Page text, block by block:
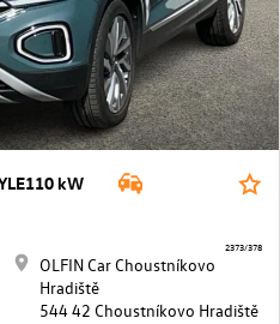
kW
OLFIN Car Choustníkovo
Hradiště
544 42 Choustníkovo Hradiště
2373/378